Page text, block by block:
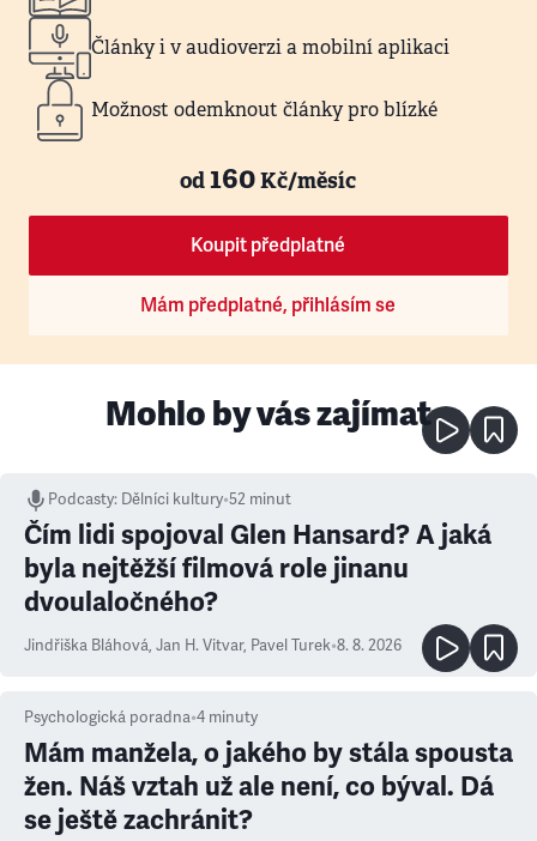
Články i v audioverzi a mobilní aplikaci
Možnost odemknout články pro blízké
od160Kč/měsíc
Koupit předplatné
Mám předplatné, přihlásím se
Mohlo by vás zajímat
Podcasty: Dělníci kultury•52 minut
Čím lidi spojoval Glen Hansard? A jaká
byla nejtěžší filmová role jinanu
dvoulaločného?
Jindřiška Bláhová, Jan H. Vitvar, Pavel Turek•8. 8. 2026
Psychologická poradna•4 minuty
Mám manžela, o jakého by stála spousta
žen. Náš vztah už ale není, co býval. Dá
se ještě zachránit?